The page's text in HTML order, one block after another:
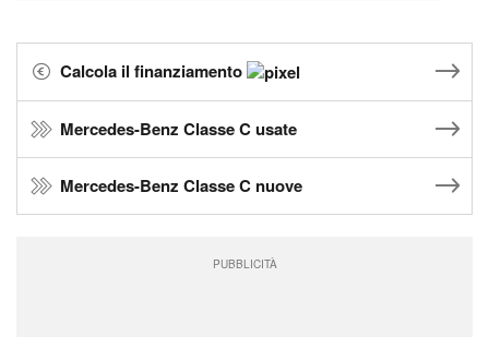
Calcola il finanziamento
Mercedes-Benz Classe C usate
Mercedes-Benz Classe C nuove
PUBBLICITÀ